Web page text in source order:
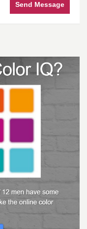
Send Message